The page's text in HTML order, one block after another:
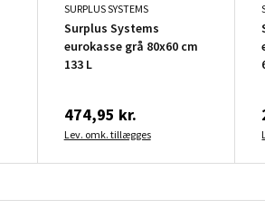
SURPLUS SYSTEMS
Surplus Systems
eurokasse grå 80x60 cm
133 L
474,95 kr.
Lev. omk. tillægges